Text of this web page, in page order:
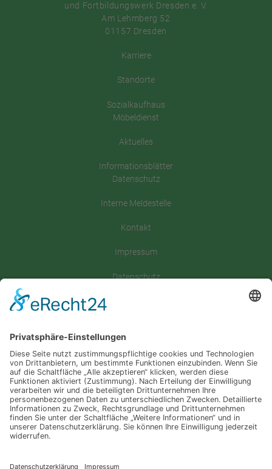
und Fortbildungswerk Dresden e. V.
Am Lehmberg 52
01157 Dresden
Karriere
Standorte
Sozialkaufhaus
Möbeldienst
Aktuelles
Informationsblätter
Datenschutz
Interne Meldestelle
Kontakt
Impressum
Datenschutz
Sitemap
Spenden